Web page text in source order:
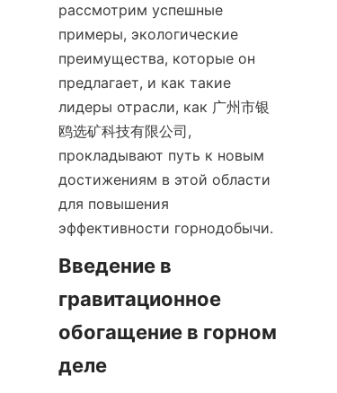
рассмотрим успешные
примеры, экологические
преимущества, которые он
предлагает, и как такие
лидеры отрасли, как 广州市银
鸥选矿科技有限公司,
прокладывают путь к новым
достижениям в этой области
для повышения
эффективности горнодобычи.
Введение в
гравитационное
обогащение в горном
деле